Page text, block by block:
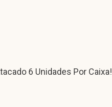
6 Unidades Por Caixa!